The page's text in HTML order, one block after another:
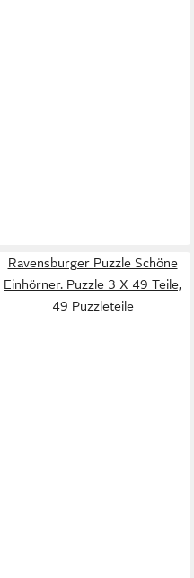
Ravensburger Puzzle Schöne
Einhörner. Puzzle 3 X 49 Teile,
49 Puzzleteile